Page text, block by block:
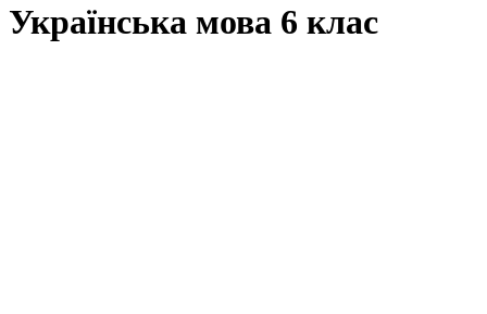
Українська мова 6 клас